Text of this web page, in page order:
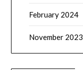
February 2024
November 2023